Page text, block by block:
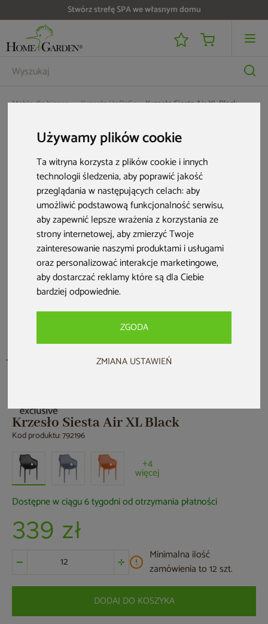
Używamy plików cookie
Ta witryna korzysta z plików cookie i innych
technologii śledzenia, aby poprawić jakość
przeglądania w następujących celach:aby
umożliwić podstawową funkcjonalność serwisu,
aby zapewnić lepsze wrażenia z korzystania ze
strony internetowej,aby zmierzyć Twoje
zainteresowanie naszymi produktami i usługami
oraz personalizować interakcje marketingowe,
aby dostarczać reklamy które są dla Ciebie
bardziej odpowiednie.
ZGODA
ZMIANA USTAWIEŃ
Stwórz strefę SPA we własnym domu
Meble dla biznesu Krzesła HoReCa Krzesło Siesta Air XL Black
Krzesło Siesta Air XL Black
Kod produktu: 792196
+4
więcej
Dostępne w ciągu 6 tygodni od otrzymania płatności
339 zł
Minimalna ilość
zamówienia to 12 szt.
DODAJ DO KOSZYKA